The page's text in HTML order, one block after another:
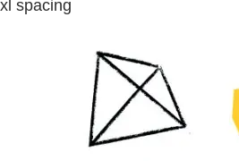
xl spacing